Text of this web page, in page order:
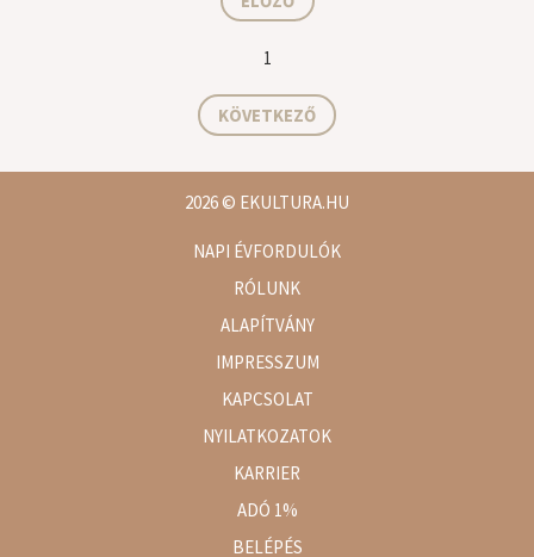
1
KÖVETKEZŐ
2026© EKULTURA.HU
NAPI ÉVFORDULÓK
RÓLUNK
ALAPÍTVÁNY
IMPRESSZUM
KAPCSOLAT
NYILATKOZATOK
KARRIER
ADÓ 1%
BELÉPÉS